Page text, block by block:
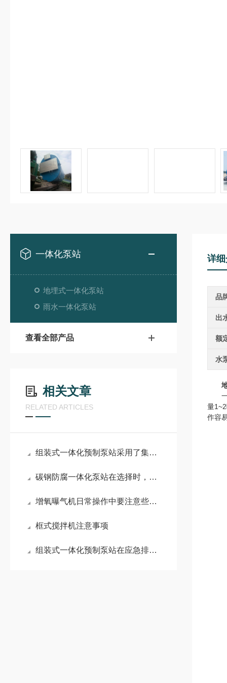
一体化泵站
地埋式一体化泵站
雨水一体化泵站
查看全部产品
相关文章
RELATED ARTICLES
组装式一体化预制泵站采用了集成化的设计理念
碳钢防腐一体化泵站在选择时，需要考虑多种因素
增氧曝气机日常操作中要注意些什么事项？
框式搅拌机注意事项
组装式一体化预制泵站在应急排水场景中的应用
详
品
出
额
水
一
量
作容